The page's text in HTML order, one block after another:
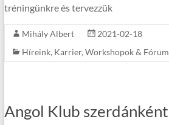
tréningünkre és tervezzük
Mihály Albert
2021-02-18
Híreink, Karrier, Workshopok &
Angol Klub